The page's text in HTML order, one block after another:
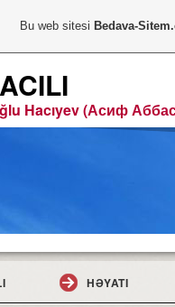
Hacıyev (Асиф
HƏYATI
Bu web sitesi Bedava-